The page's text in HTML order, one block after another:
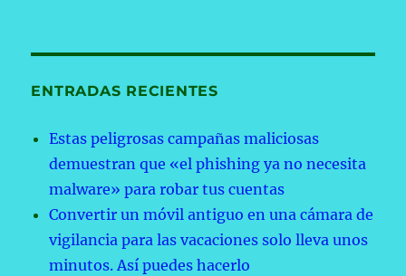
ENTRADAS RECIENTES
Estas peligrosas campañas maliciosas
demuestran que «el phishing ya no necesita
malware» para robar tus cuentas
Convertir un móvil antiguo en una cámara de
vigilancia para las vacaciones solo lleva unos
minutos. Así puedes hacerlo